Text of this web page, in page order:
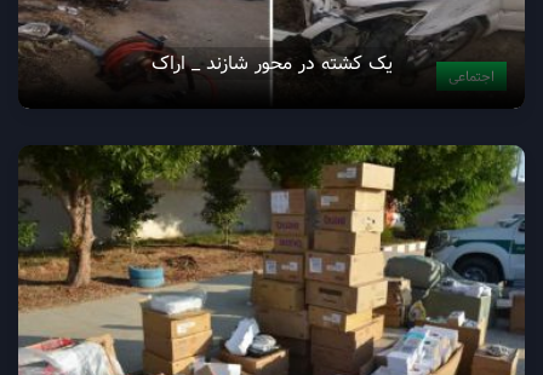
اجتماعی یک کشته در محور شازند _ اراک